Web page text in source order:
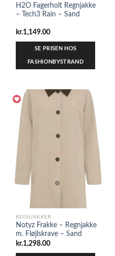
H2O Fagerholt Regnjakke
– Tech3 Rain – Sand
kr.1,149.00
SE PRISEN HOS
FASHIONBYSTRAND
REGNJAKKER
Notyz Frakke – Regnjakke
m. Fløjlskrave – Sand
kr.1,298.00